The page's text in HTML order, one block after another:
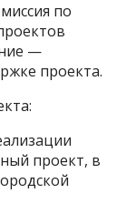
по
—
проекта.
проект, в